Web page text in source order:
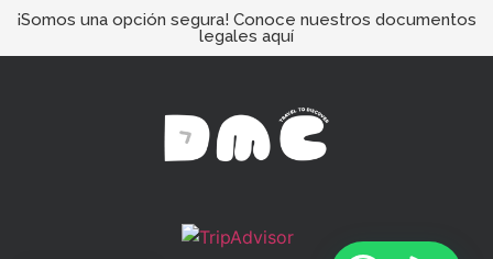
¡Somos una opción segura! Conoce nuestros documentos
legales aquí